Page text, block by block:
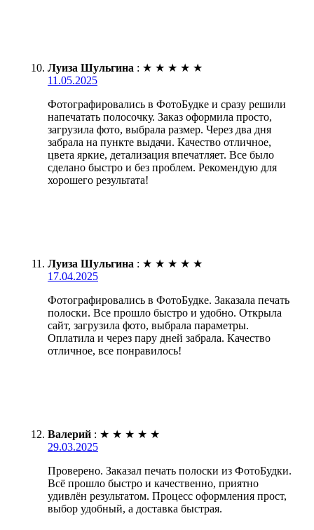
Луиза Шульгина : ★ ★ ★ ★ ★
11.05.2025
Фотографировались в ФотоБудке и сразу решили
напечатать полосочку. Заказ оформила просто,
загрузила фото, выбрала размер. Через два дня
забрала на пункте выдачи. Качество отличное,
цвета яркие, детализация впечатляет. Все было
сделано быстро и без проблем. Рекомендую для
хорошего результата!
Луиза Шульгина : ★ ★ ★ ★ ★
17.04.2025
Фотографировались в ФотоБудке. Заказала печать
полоски. Все прошло быстро и удобно. Открыла
сайт, загрузила фото, выбрала параметры.
Оплатила и через пару дней забрала. Качество
отличное, все понравилось!
Валерий : ★ ★ ★ ★ ★
29.03.2025
Проверено. Заказал печать полоски из ФотоБудки.
Всё прошло быстро и качественно, приятно
удивлён результатом. Процесс оформления прост,
выбор удобный, а доставка быстрая.